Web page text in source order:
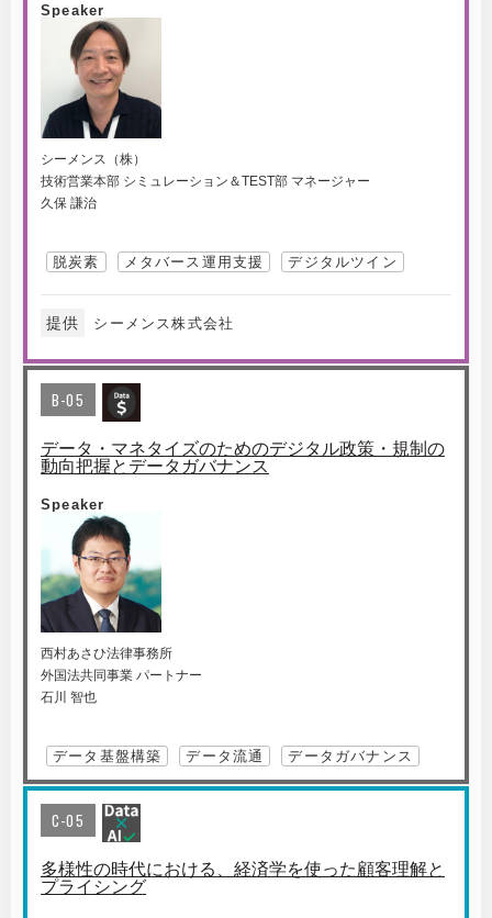
Speaker
シーメンス（株）
技術営業本部 シミュレーション＆TEST部 マネージャー
久保 謙治
脱炭素 メタバース運用支援 デジタルツイン
提供 シーメンス株式会社
B-05
データ・マネタイズのためのデジタル政策・規制の
動向把握とデータガバナンス
Speaker
西村あさひ法律事務所
外国法共同事業 パートナー
石川 智也
データ基盤構築 データ流通 データガバナンス
C-05
多様性の時代における、経済学を使った顧客理解と
プライシング